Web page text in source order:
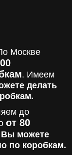
Москве
. Имеем
делать
до
от 80
Вы можете
по коробкам.